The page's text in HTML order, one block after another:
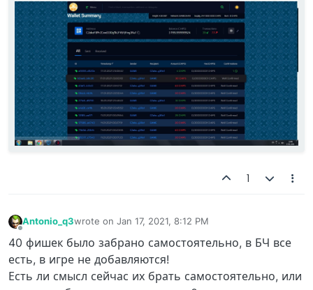
1
Offline
Antonio_q3wrote on Jan 17, 2021, 8:12 PM
last edited by
40 фишек было забрано самостоятельно, в БЧ все
есть, в игре не добавляются!
Есть ли смысл сейчас их брать самостоятельно, или